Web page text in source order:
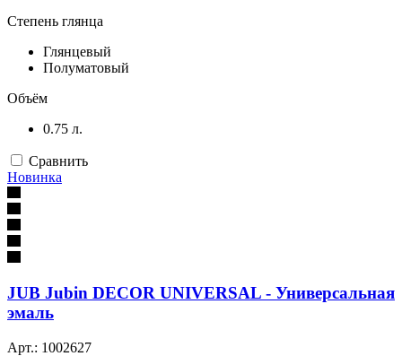
Степень глянца
Глянцевый
Полуматовый
Объём
0.75 л.
Сравнить
Новинка
JUB Jubin DECOR UNIVERSAL - Универсальная
эмаль
Арт.: 1002627